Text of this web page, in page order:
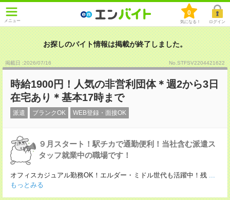
メニュー
0
気になる！ ログイン
お探しのバイト情報は掲載が終了しました。
掲載日 :2026/07/16 No.STFSV2204421622
時給1900円！人気の非営利団体＊週2から3日
在宅あり＊基本17時まで
派遣 ブランクOK WEB登録・面接OK
９月スタート！駅チカで通勤便利！当社含む派遣ス
タッフ就業中の職場です！
オフィスカジュアル勤務OK！エルダー・ミドル世代も活躍中！残 ...
もっとみる